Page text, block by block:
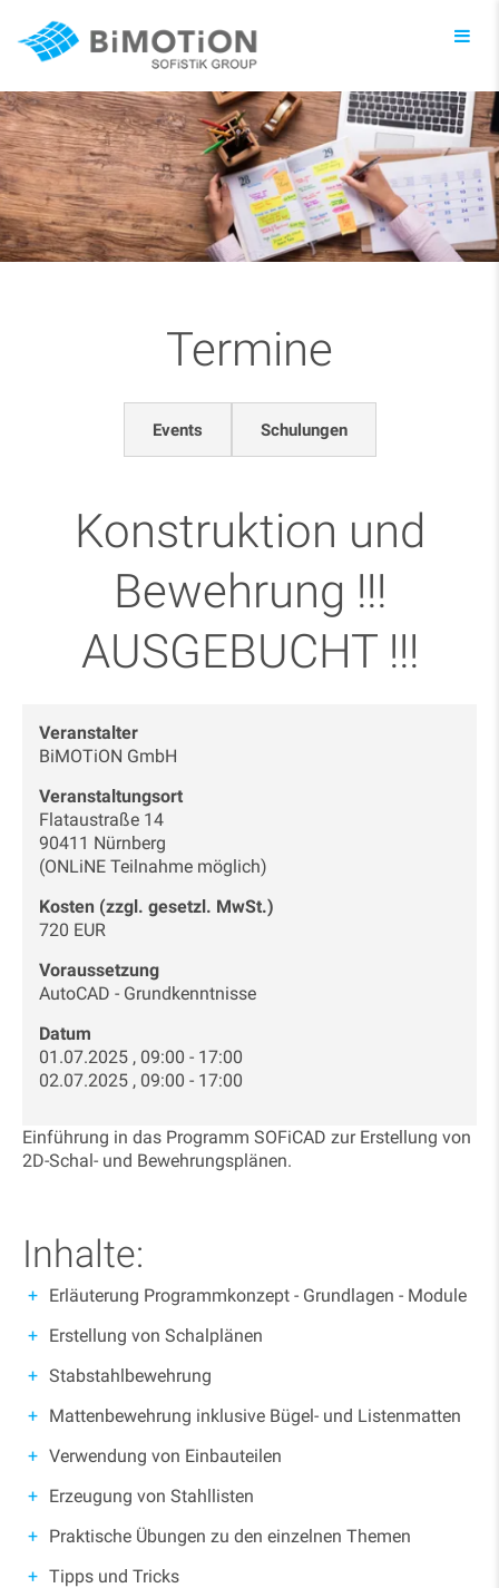
Termine
Events Schulungen
Konstruktion und
Bewehrung !!!
AUSGEBUCHT !!!
Veranstalter
BiMOTiON GmbH
Veranstaltungsort
Flataustraße 14
90411 Nürnberg
(ONLiNE Teilnahme möglich)
Kosten (zzgl. gesetzl. MwSt.)
720 EUR
Voraussetzung
AutoCAD - Grundkenntnisse
Datum
01.07.2025 , 09:00 - 17:00
02.07.2025 , 09:00 - 17:00
Einführung in das Programm SOFiCAD zur Erstellung von
2D-Schal- und Bewehrungsplänen.
Inhalte:
Erläuterung Programmkonzept - Grundlagen - Module
Erstellung von Schalplänen
Stabstahlbewehrung
Mattenbewehrung inklusive Bügel- und Listenmatten
Verwendung von Einbauteilen
Erzeugung von Stahllisten
Praktische Übungen zu den einzelnen Themen
Tipps und Tricks